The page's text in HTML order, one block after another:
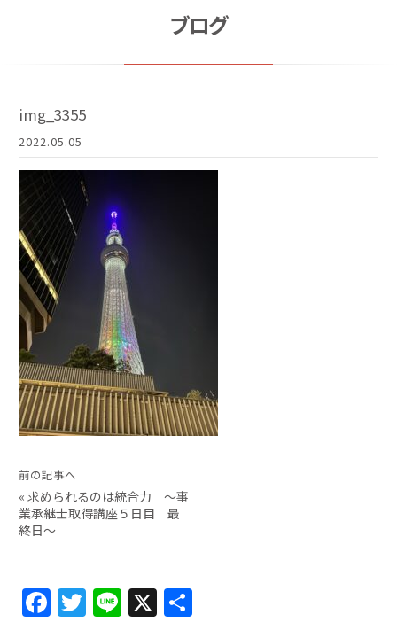
ブログ
img_3355
2022.05.05
前の記事へ
« 求められるのは統合力 〜事
業承継士取得講座５日目 最
終日〜
F T Li X